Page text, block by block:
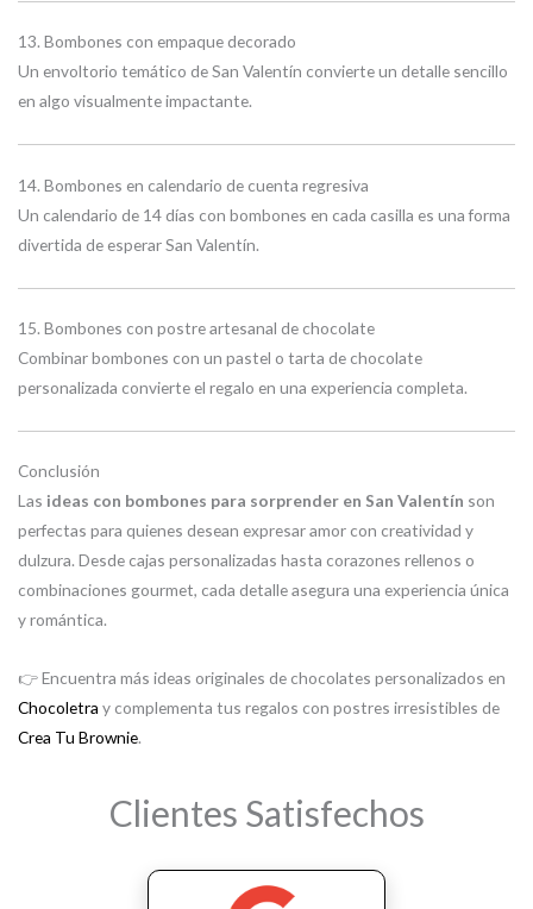
13. Bombones con empaque decorado
Un envoltorio temático de San Valentín convierte un detalle sencillo
en algo visualmente impactante.
14. Bombones en calendario de cuenta regresiva
Un calendario de 14 días con bombones en cada casilla es una forma
divertida de esperar San Valentín.
15. Bombones con postre artesanal de chocolate
Combinar bombones con un pastel o tarta de chocolate
personalizada convierte el regalo en una experiencia completa.
Conclusión
Las ideas con bombones para sorprender en San Valentín son
perfectas para quienes desean expresar amor con creatividad y
dulzura. Desde cajas personalizadas hasta corazones rellenos o
combinaciones gourmet, cada detalle asegura una experiencia única
y romántica.
👉 Encuentra más ideas originales de chocolates personalizados en
Chocoletra y complementa tus regalos con postres irresistibles de
Crea Tu Brownie.
Clientes Satisfechos